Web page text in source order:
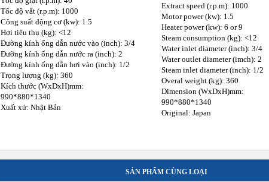
Tốc độ vắt (r.p.m): 1000
Công suất động cơ (kw): 1.5
Hơi tiêu thụ (kg): <12
Đường kính ống dẫn nước vào (inch): 3/4
Đường kính ống dẫn nước ra (inch): 2
Đường kính ống dẫn hơi vào (inch): 1/2
Trọng lượng (kg): 360
Kích thước (WxDxH)mm:
990*880*1340
Xuất xứ: Nhật Bản
Extract speed (r.p.m): 1000
Motor power (kw): 1.5
Heater power (kw): 6 or 9
Steam consumption (kg): <12
Water inlet diameter (inch): 3/4
Water outlet diameter (imch): 2
Steam inlet diameter (inch): 1/2
Overal weight (kg): 360
Dimension (WxDxH)mm:
990*880*1340
Original: Japan
SẢN PHẨM CÙNG LOẠI